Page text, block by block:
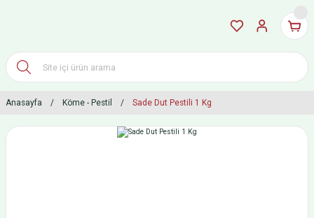
Anasayfa Köme - Pestil Sade Dut Pestili 1 Kg